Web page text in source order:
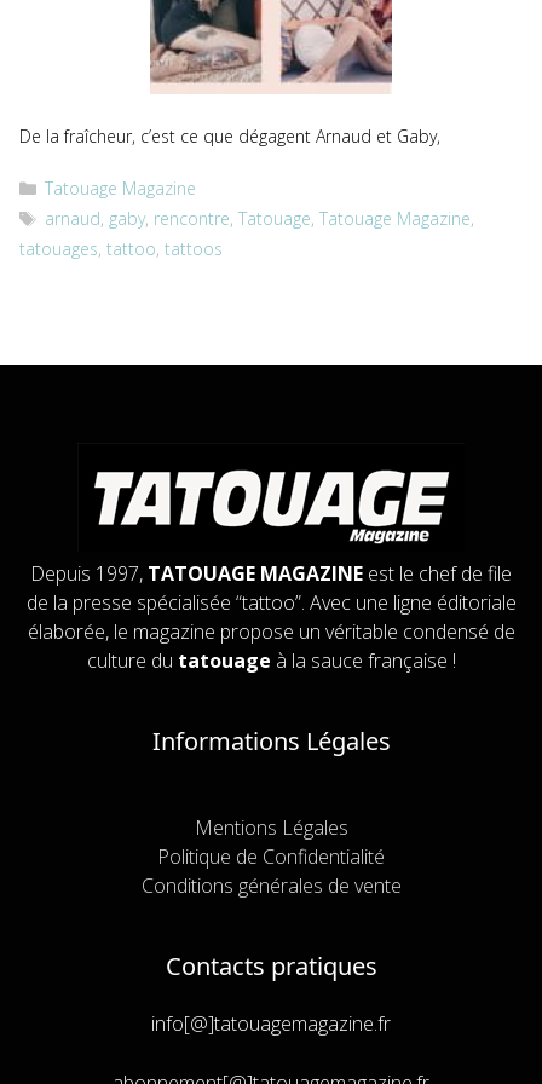
De la fraîcheur, c’est ce que dégagent Arnaud et Gaby,
Catégories
Tatouage Magazine
Étiquettes
arnaud, gaby, rencontre,Tatouage,Tatouage Magazine,
tatouages, tattoo, tattoos
Depuis 1997, TATOUAGE MAGAZINE est le chef de file
de la presse spécialisée “tattoo”. Avec une ligne éditoriale
élaborée, le magazine propose un véritable condensé de
culture du tatouage à la sauce française !
Informations Légales
Mentions Légales
Politique de Confidentialité
Conditions générales de vente
Contacts pratiques
info[@]tatouagemagazine.fr